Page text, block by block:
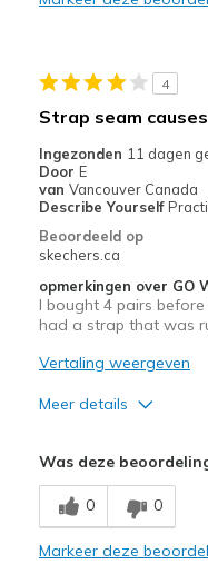
Casual Wear
Sizing
View On Shoes
4
Strap seam
Ingezonden 11 dagen
Door E
van Vancouver Canada
Describe Yourself
Beoordeeld op
skechers.ca
opmerkingen over GO
I bought 4 pairs
had a strap that was
Vertaling weergeven
Meer details
Comfortable
Durable
Was deze
0 0
Markeer deze